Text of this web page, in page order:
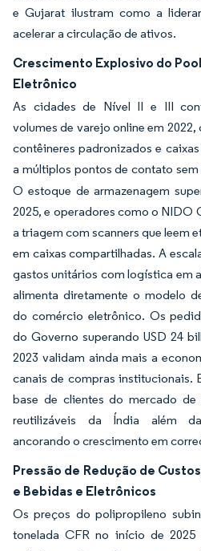
e Gujarat ilustram como a
acelerar a circulação de ativos.
Crescimento Explosivo do
Eletrônico
As cidades de Nível II e III
volumes de varejo online em
contêineres padronizados e
a múltiplos pontos de contato
O estoque de armazenagem
2025, e operadores como o NIDO
a triagem com scanners que leem
em caixas compartilhadas. A
gastos unitários com logística em
alimenta diretamente o modelo
do comércio eletrônico. Os
do Governo superando USD 24
2023 validam ainda mais a
canais de compras institucionais.
base de clientes do mercado de
reutilizáveis da Índia além
ancorando o crescimento em
Pressão de Redução de
e Bebidas e Eletrônicos
Os preços do polipropileno
tonelada CFR no início de 2025